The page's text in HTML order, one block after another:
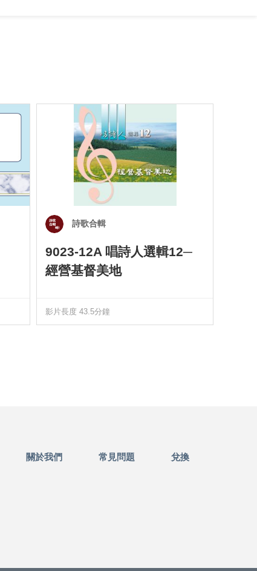
詩歌合輯
9023-12A 唱詩人選輯12─
經營基督美地
影片長度 43.5分鐘
關於我們 常見問題 兌換